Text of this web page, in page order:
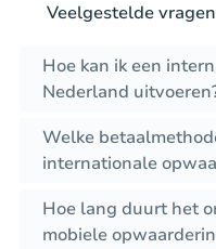
Veelgestelde
Hoe kan ik een
Nederland
Welke
internationale
Hoe lang duurt het
mobiele